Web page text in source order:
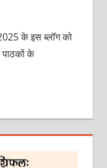
के इस ब्लॉग को
पाठकों के